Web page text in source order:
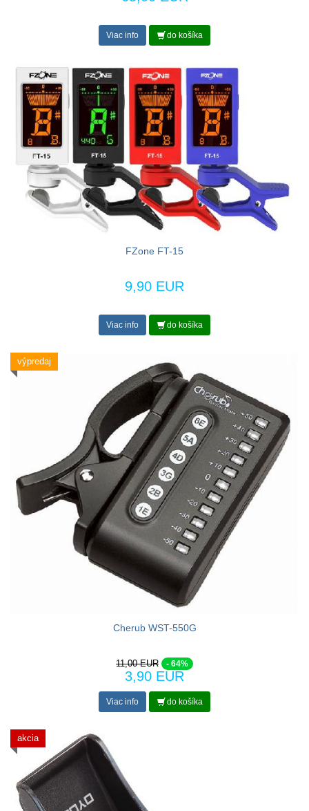
Viac info do košíka
FZone FT-15
9,90 EUR
Viac info do košíka
výpredaj
Cherub WST-550G
11,00 EUR - 64%
3,90 EUR
Viac info do košíka
akcia